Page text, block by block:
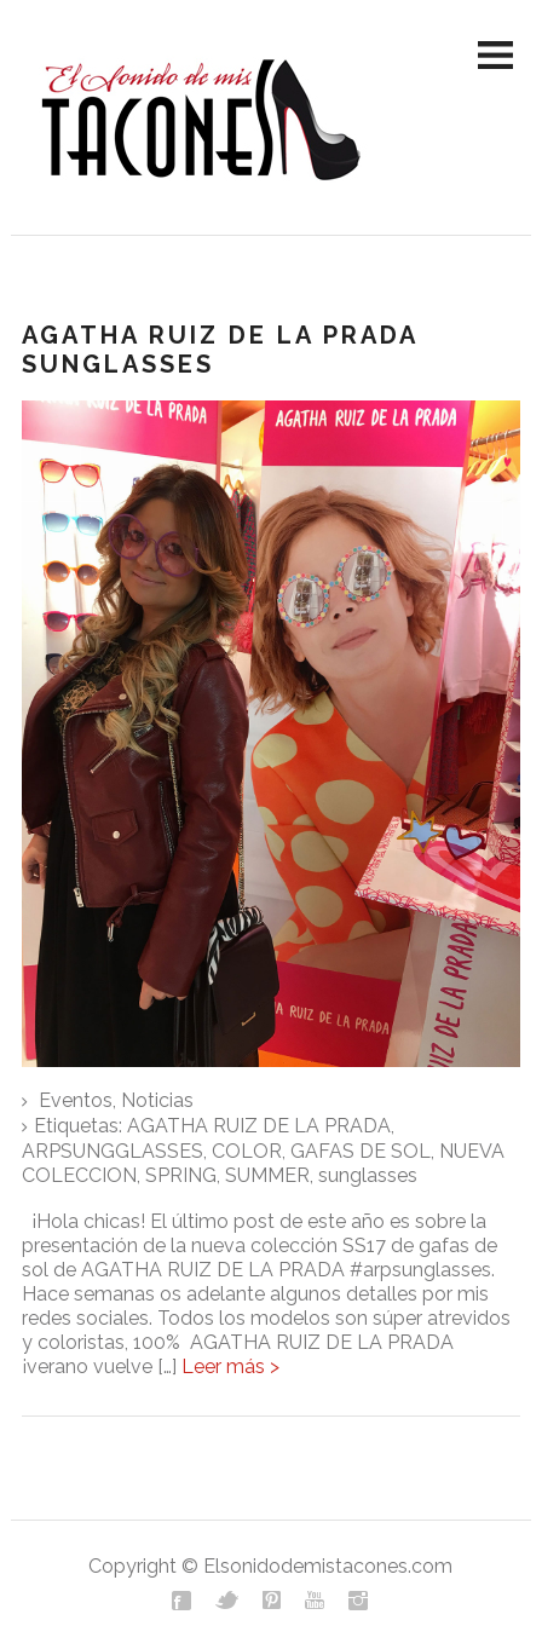
AGATHA RUIZ DE LA PRADA
SUNGLASSES
Eventos Noticias
Etiquetas: AGATHA RUIZ DE LA PRADA
ARPSUNGGLASSES COLOR GAFAS DE SOL
NUEVA
COLECCION SPRING SUMMER sunglasses
¡Hola chicas! El último post de este año es sobre la
presentación de la nueva colección SS17 de gafas de
sol de AGATHA RUIZ DE LA PRADA #arpsunglasses.
Hace semanas os adelante algunos detalles por mis
redes sociales. Todos los modelos son súper atrevidos
y coloristas, 100% AGATHA RUIZ DE LA PRADA
¡verano vuelve […] Leer más >
Copyright © Elsonidodemistacones.com